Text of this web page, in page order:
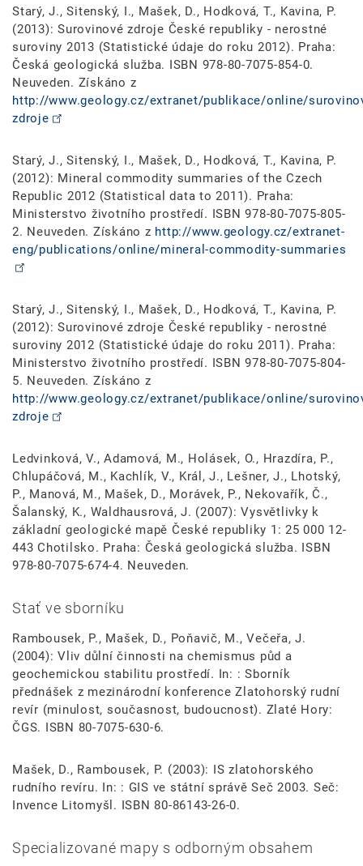
Starý, J., Sitenský, I., Mašek, D., Hodková, T., Kavina, P.
(2013): Surovinové zdroje České republiky - nerostné
suroviny 2013 (Statistické údaje do roku 2012). Praha:
Česká geologická služba. ISBN 978-80-7075-854-0.
Neuveden. Získáno z
http://www.geology.cz/extranet/publikace/online/
zdroje
Starý, J., Sitenský, I., Mašek, D., Hodková, T., Kavina, P.
(2012): Mineral commodity summaries of the Czech
Republic 2012 (Statistical data to 2011). Praha:
Ministerstvo životního prostředí. ISBN 978-80-7075-805-
2. Neuveden. Získáno z http://www.geology.cz/extranet-
eng/publications/online/mineral-commodity-summaries
Starý, J., Sitenský, I., Mašek, D., Hodková, T., Kavina, P.
(2012): Surovinové zdroje České republiky - nerostné
suroviny 2012 (Statistické údaje do roku 2011). Praha:
Ministerstvo životního prostředí. ISBN 978-80-7075-804-
5. Neuveden. Získáno z
http://www.geology.cz/extranet/publikace/online/
zdroje
Ledvinková, V., Adamová, M., Holásek, O., Hrazdíra, P.,
Chlupáčová, M., Kachlík, V., Král, J., Lešner, J., Lhotský,
P., Manová, M., Mašek, D., Morávek, P., Nekovařík, Č.,
Šalanský, K., Waldhausrová, J. (2007): Vysvětlivky k
základní geologické mapě České republiky 1: 25 000 12-
443 Chotilsko. Praha: Česká geologická služba. ISBN
978-80-7075-674-4. Neuveden.
Stať ve sborníku
Rambousek, P., Mašek, D., Poňavič, M., Večeřa, J.
(2004): Vliv důlní činnosti na chemismus půd a
geochemickou stabilitu prostředí. In: : Sborník
přednášek z mezinárodní konference Zlatohorský rudní
revír (minulost, současnost, budoucnost). Zlaté Hory:
ČGS. ISBN 80-7075-630-6.
Mašek, D., Rambousek, P. (2003): IS zlatohorského
rudního revíru. In: : GIS ve státní správě Seč 2003. Seč:
Invence Litomyšl. ISBN 80-86143-26-0.
Specializované mapy s odborným obsahem